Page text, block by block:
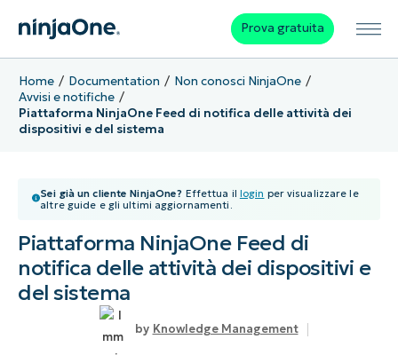
Prova gratuita
Home Documentation
Non conosci NinjaOne
Avvisi e notifiche
Piattaforma NinjaOne Feed di notifica delle attività dei
dispositivi e del sistema
Sei già un cliente NinjaOne? Effettua il login per visualizzare le
altre guide e gli ultimi aggiornamenti.
Piattaforma NinjaOne Feed di
notifica delle attività dei dispositivi e
del sistema
Knowledge Management